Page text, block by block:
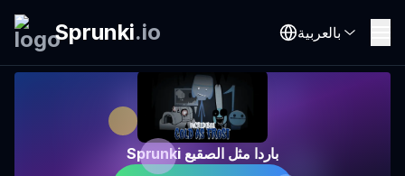
Sprunki.io بالعربية
Sprunki باردا مثل الصقيع